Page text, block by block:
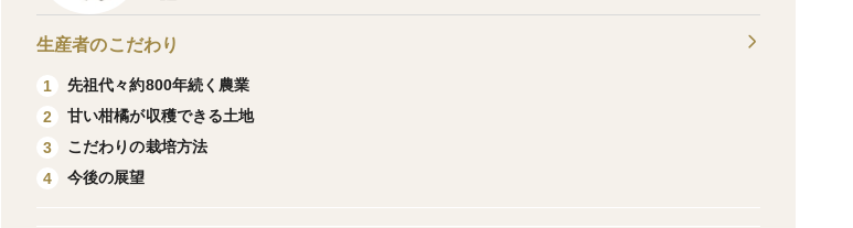
生産者のこだわり
1
先祖代々約800年続く農業
2
甘い柑橘が収穫できる土地
3
こだわりの栽培方法
4
今後の展望